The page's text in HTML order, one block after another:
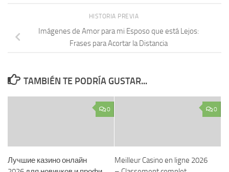
HISTORIA PREVIA
Imágenes de Amor para mi Esposo que está Lejos:
Frases para Acortar la Distancia
TAMBIÉN TE PODRÍA GUSTAR...
0
Лучшие казино онлайн
0
Meilleur Casino en ligne 2026